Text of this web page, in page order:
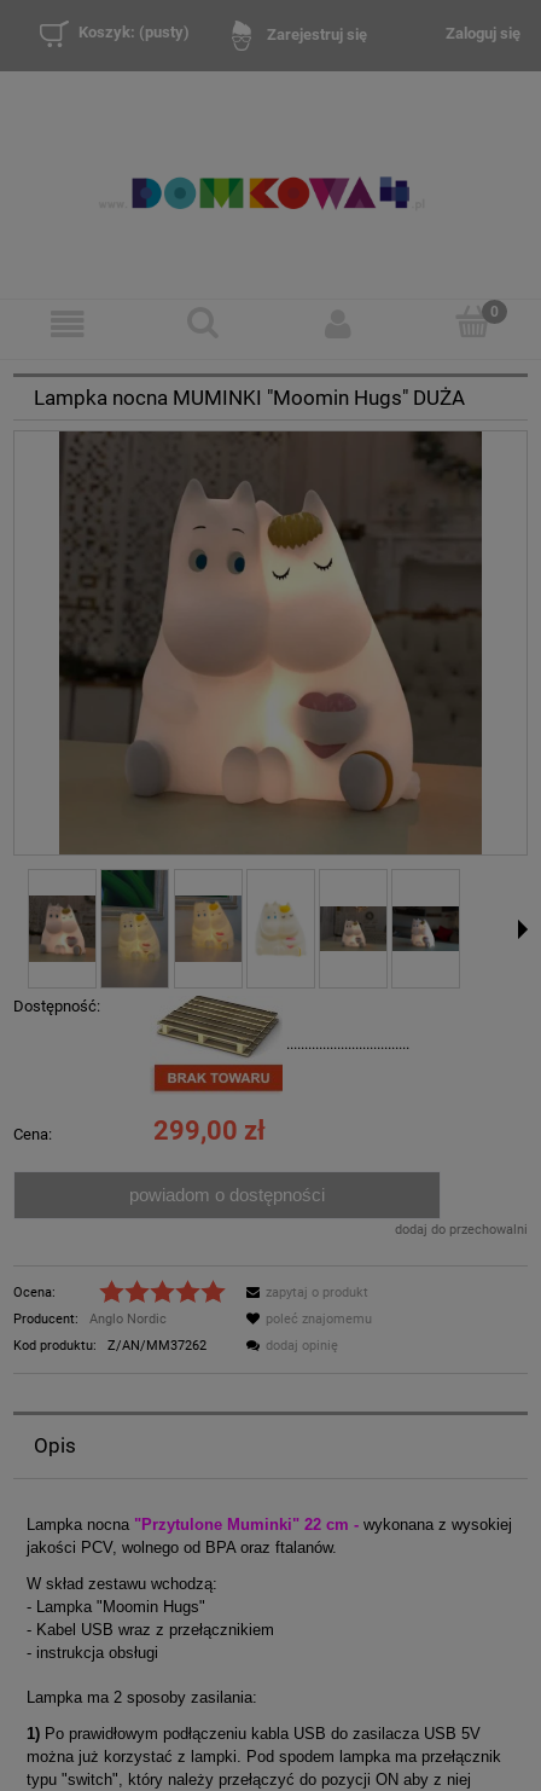
Zarejestruj się Zaloguj się
Koszyk: (pusty)
Lampka nocna MUMINKI "Moomin Hugs" DUŻA
Dostępność:
..................................
Cena: 299,00 zł
powiadom o dostępności
dodaj do przechowalni
Ocena:
Producent:
Anglo Nordic
Kod produktu:
Z/AN/MM37262
zapytaj o produkt
poleć znajomemu
dodaj opinię
Opis
Lampka nocna "Przytulone Muminki" 22 cm - wykonana z wysokiej
jakości PCV, wolnego od BPA oraz ftalanów.
W skład zestawu wchodzą:
- Lampka "Moomin Hugs"
- Kabel USB wraz z przełącznikiem
- instrukcja obsługi
Lampka ma 2 sposoby zasilania:
1) Po prawidłowym podłączeniu kabla USB do zasilacza USB 5V
można już korzystać z lampki. Pod spodem lampka ma przełącznik
typu "switch", który należy przełączyć do pozycji ON aby z niej